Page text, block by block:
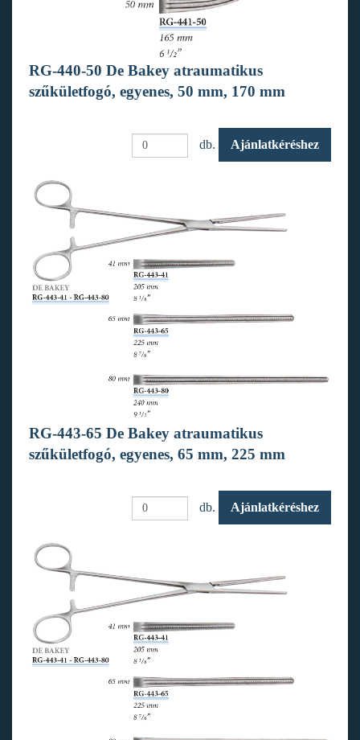
RG-440-50 De Bakey atraumatikus
szűkületfogó, egyenes, 50 mm, 170 mm
db. Ajánlatkéréshez
RG-443-65 De Bakey atraumatikus
szűkületfogó, egyenes, 65 mm, 225 mm
db. Ajánlatkéréshez